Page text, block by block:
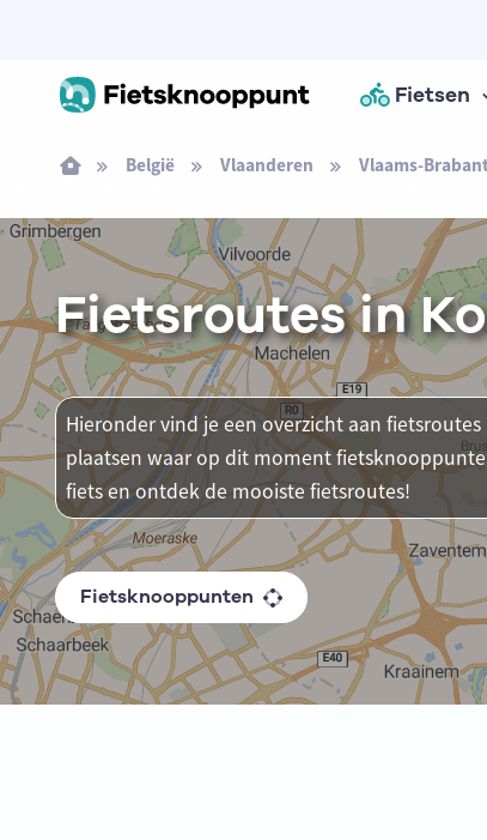
Fietsen
België Vlaanderen Vlaams-
Fietsroutes in
Hieronder vind je een overzicht aan
plaatsen waar op dit moment
fiets en ontdek de mooiste fietsroutes!
Fietsknooppunten